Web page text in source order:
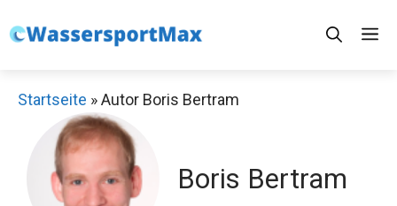
Inhalt
Startseite »Autor Boris Bertram
Boris Bertram